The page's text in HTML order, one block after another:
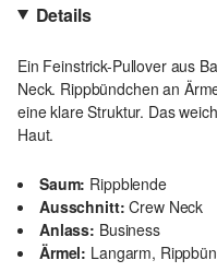
Details
Ein Feinstrick-Pullover aus
Neck. Rippbündchen an
eine klare Struktur. Das
Haut.
Saum: Rippblende
Ausschnitt: Crew Neck
Anlass: Business
Ärmel: Langarm,